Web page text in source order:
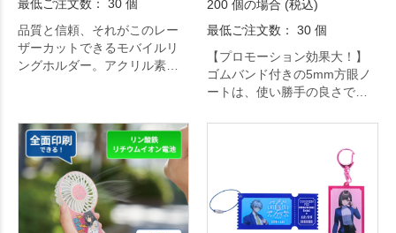
最低ご注文数： 30 個
品質と信頼、それがこのレー
ザーカットできるモバイルリ
ングホルダー。アクリル素材
また角度調整もしやすい仕様
となっております。レーザー
カットを使用してオリジナル
形状にすることができる新し
いタイプのモバイルリングホ
ルダーです。キャラクターグ
200 個の場合 (税込)
最低ご注文数： 30 個
【プロモーション効果大！】
ゴムバンド付きの5mm方眼ノ
ートは、使い勝手の良さでノ
本体カラーも豊富に取り揃え
合わせてお選びいただけま
す。オープンキャンパスや展
示会、説明会などのノベルテ
ィとしていかがでしょうか。